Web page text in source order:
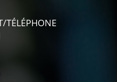
TÉLÉPHONE